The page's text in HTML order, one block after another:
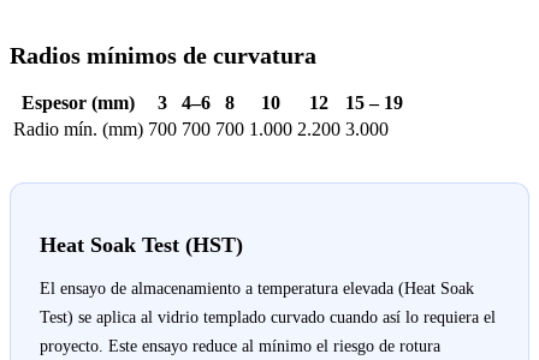
Radios mínimos de curvatura
Espesor (mm) 3 4–6 8 10 12
15 – 19
Radio mín. (mm) 700 700 700 1.000 2.200 3.000
Heat Soak Test (HST)
El ensayo de almacenamiento a temperatura elevada (Heat Soak
Test) se aplica al vidrio templado curvado cuando así lo requiera el
proyecto. Este ensayo reduce al mínimo el riesgo de rotura